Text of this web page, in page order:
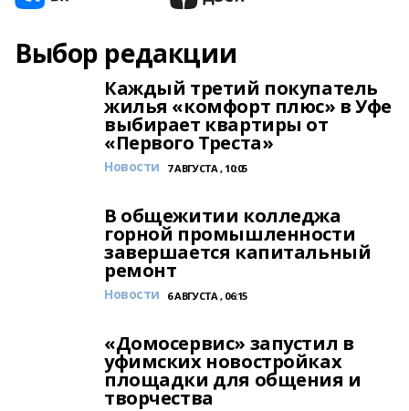
Выбор редакции
Каждый третий покупатель
жилья «комфорт плюс» в Уфе
выбирает квартиры от
«Первого Треста»
Новости 7 АВГУСТА , 10:05
В общежитии колледжа
горной промышленности
завершается капитальный
ремонт
Новости 6 АВГУСТА , 06:15
«Домосервис» запустил в
уфимских новостройках
площадки для общения и
творчества